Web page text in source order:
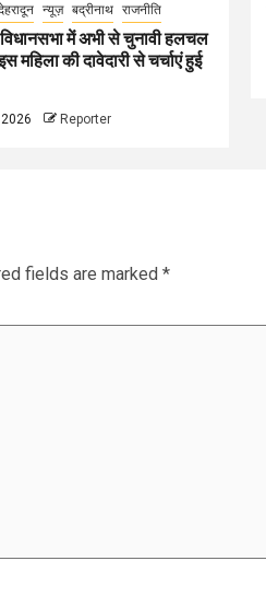
न्यूज़ बद्रीनाथ राजनीति
में अभी से चुनावी हलचल
महिला की दावेदारी से चर्चाएं हुई
Reporter
fields are marked *